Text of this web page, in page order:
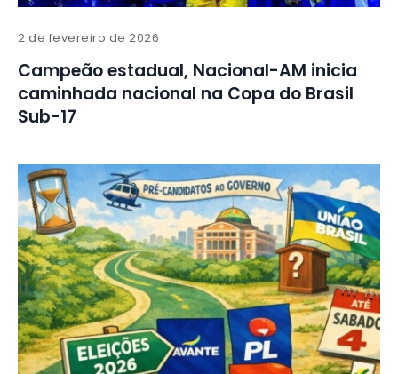
2 de fevereiro de 2026
Campeão estadual, Nacional-AM inicia
caminhada nacional na Copa do Brasil
Sub-17